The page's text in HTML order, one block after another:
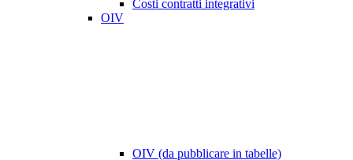
Costi contratti integrativi
OIV
OIV (da pubblicare in tabelle)